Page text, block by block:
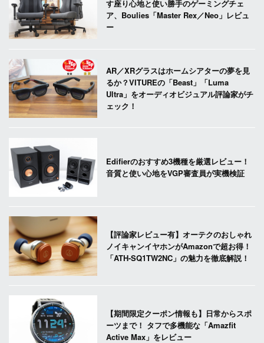
す座り心地と使い勝手のゲーミングチェ
ア、Boulies「Master Rex／Neo」レビュ
ー
AR／XRグラスはホームシアターの夢を見
るか？VITUREの「Beast」「Luma
Ultra」をオーディオビジュアル評論家がチ
ェック！
Edifierのおすすめ3機種を厳選レビュー！
音質と使い心地をVGP審査員が実機検証
【評論家レビュー有】オーテクのおしゃれ
ノイキャンイヤホンがAmazonで超お得！
「ATH-SQ1TW2NC」の魅力を徹底解説！
【期間限定クーポン情報も】日常からスポ
ーツまで！ タフで多機能な「Amazfit
Active Max」をレビュー